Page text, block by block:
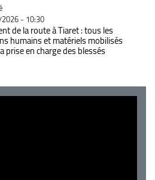
- 10:30
de la route à Tiaret : tous les
humains et matériels mobilisés
prise en charge des blessés